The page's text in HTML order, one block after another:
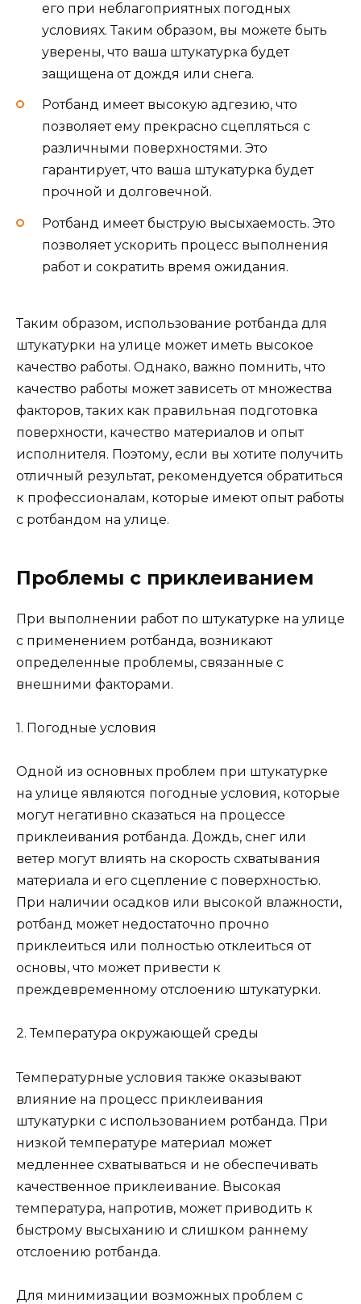
его при неблагоприятных погодных
условиях. Таким образом, вы можете быть
уверены, что ваша штукатурка будет
защищена от дождя или снега.
Ротбанд имеет высокую адгезию, что
позволяет ему прекрасно сцепляться с
различными поверхностями. Это
гарантирует, что ваша штукатурка будет
прочной и долговечной.
Ротбанд имеет быструю высыхаемость. Это
позволяет ускорить процесс выполнения
работ и сократить время ожидания.
Таким образом, использование ротбанда для
штукатурки на улице может иметь высокое
качество работы. Однако, важно помнить, что
качество работы может зависеть от множества
факторов, таких как правильная подготовка
поверхности, качество материалов и опыт
исполнителя. Поэтому, если вы хотите получить
отличный результат, рекомендуется обратиться
к профессионалам, которые имеют опыт работы
с ротбандом на улице.
Проблемы с приклеиванием
При выполнении работ по штукатурке на улице
с применением ротбанда, возникают
определенные проблемы, связанные с
внешними факторами.
1. Погодные условия
Одной из основных проблем при штукатурке
на улице являются погодные условия, которые
могут негативно сказаться на процессе
приклеивания ротбанда. Дождь, снег или
ветер могут влиять на скорость схватывания
материала и его сцепление с поверхностью.
При наличии осадков или высокой влажности,
ротбанд может недостаточно прочно
приклеиться или полностью отклеиться от
основы, что может привести к
преждевременному отслоению штукатурки.
2. Температура окружающей среды
Температурные условия также оказывают
влияние на процесс приклеивания
штукатурки с использованием ротбанда. При
низкой температуре материал может
медленнее схватываться и не обеспечивать
качественное приклеивание. Высокая
температура, напротив, может приводить к
быстрому высыханию и слишком раннему
отслоению ротбанда.
Для минимизации возможных проблем с